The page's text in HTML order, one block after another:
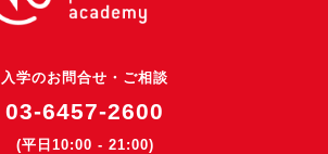
ットフォーム『LegacyLink XR』2025年10月
アプリ『Qoocan』
入学のお問合せ・ご相談
03-6457-2600
(平日10:00 - 21:00)